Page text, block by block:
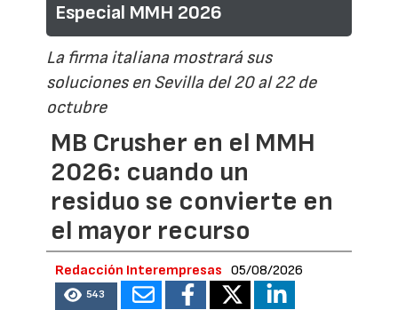
Especial MMH 2026
La firma italiana mostrará sus
soluciones en Sevilla del 20 al 22 de
octubre
MB Crusher en el MMH
2026: cuando un
residuo se convierte en
el mayor recurso
Redacción Interempresas 05/08/2026
543